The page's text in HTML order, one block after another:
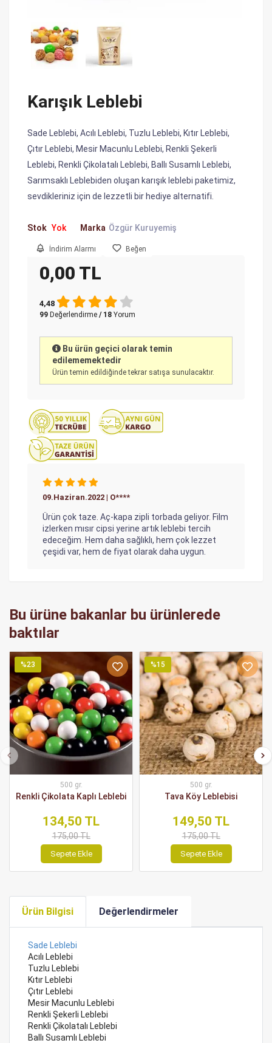
Karışık Leblebi
Sade Leblebi, Acılı Leblebi, Tuzlu Leblebi, Kıtır Leblebi,
Çıtır Leblebi, Mesir Macunlu Leblebi, Renkli Şekerli
Leblebi, Renkli Çikolatalı Leblebi, Ballı Susamlı Leblebi,
Sarımsaklı Leblebiden oluşan karışık leblebi paketimiz,
sevdikleriniz için de lezzetli bir hediye alternatifi.
Stok Yok Marka Özgür Kuruyemiş
İndirim Alarmı Beğen
0,00 TL
4,48
99 Değerlendirme / 18 Yorum
Bu ürün geçici olarak temin
edilememektedir
Ürün temin edildiğinde tekrar satışa sunulacaktır.
09.Haziran.2022 | O****
Ürün çok taze. Aç-kapa zipli torbada geliyor. Film
izlerken mısır cipsi yerine artık leblebi tercih
edeceğim. Hem daha sağlıklı, hem çok lezzet
çeşidi var, hem de fiyat olarak daha uygun.
Bu ürüne bakanlar bu ürünlerede
baktılar
%23
500 gr.
Renkli Çikolata Kaplı Leblebi
134,50 TL
175,00 TL
Sepete Ekle
%15
500 gr.
Tava Köy Leblebisi
149,50 TL
175,00 TL
Sepete Ekle
Ürün Bilgisi Değerlendirmeler
Sade Leblebi
Acılı Leblebi
Tuzlu Leblebi
Kıtır Leblebi
Çıtır Leblebi
Mesir Macunlu Leblebi
Renkli Şekerli Leblebi
Renkli Çikolatalı Leblebi
Ballı Susamlı Leblebi